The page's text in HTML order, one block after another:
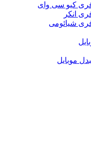
کیو سی وای
انکر
شیائومی
موبایل